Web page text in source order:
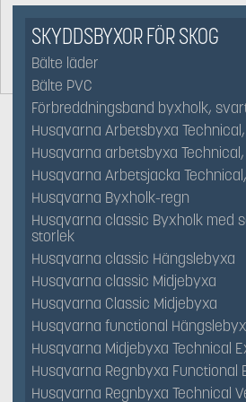
SKYDDSBYXOR FÖR SKOG
Bälte läder
Bälte PVC
Förbreddningsband byxholk,
Husqvarna Arbetsbyxa
Husqvarna arbetsbyxa
Husqvarna Arbetsjacka
Husqvarna Byxholk-regn
Husqvarna classic Byxholk med
storlek
Husqvarna classic Hängslebyxa
Husqvarna classic Midjebyxa
Husqvarna Classic Midjebyxa
Husqvarna functional
Husqvarna Midjebyxa Technical
Husqvarna Regnbyxa Functional
Husqvarna Regnbyxa Technical